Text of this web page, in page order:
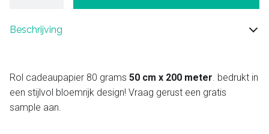
Beschrijving
Rol cadeaupapier 80 grams 50 cm x 200 meter. bedrukt in
een stijlvol bloemrijk design! Vraag gerust een gratis
sample aan.